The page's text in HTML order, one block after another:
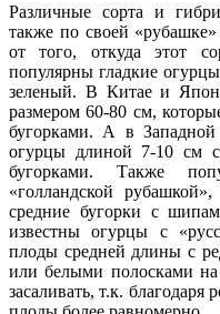
Различные сорта и
также по своей
от того, откуда этот
популярны гладкие
зеленый. В Китае и
размером 60-80 см,
бугорками. А в
огурцы длиной 7-10 см
бугорками. Также
«голландской
средние бугорки с
известны огурцы с
плоды средней длины с
или белыми полосками
засаливать, т.к. благодаря